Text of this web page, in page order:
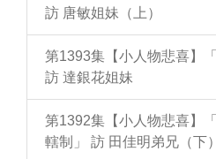
訪 唐敏姐妹（上）
第1393集【小人物悲喜】
訪 達銀花姐妹
第1392集【小人物悲喜】
轄制」 訪 田佳明弟兄（下）